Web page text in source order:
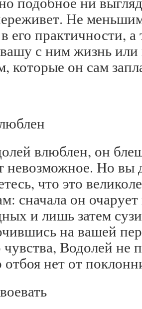
Не
его практичности,
с ним жизнь или
которые он сам
влюблен, он
невозможное. Но вы
что это
сначала он
и лишь затем
на вашей
чувства, Водолей не
отбоя нет от